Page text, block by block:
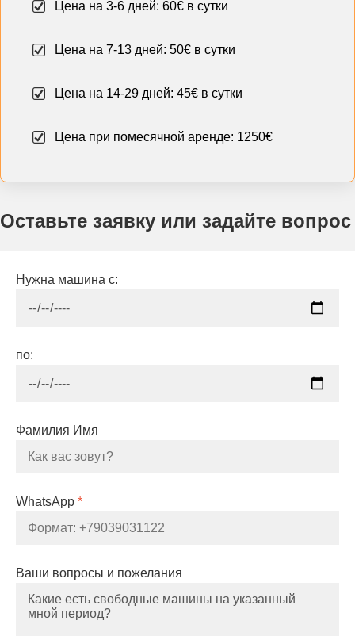
Цена на 3-6 дней: 60€ в сутки
Цена на 7-13 дней: 50€ в сутки
Цена на 14-29 дней: 45€ в сутки
Цена при помесячной аренде: 1250€
Оставьте заявку или задайте вопрос
Нужна машина с:
по:
Фамилия Имя
WhatsApp *
Ваши вопросы и пожелания